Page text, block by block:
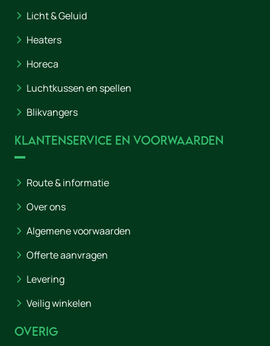
Licht & Geluid
Heaters
Horeca
Luchtkussen en spellen
Blikvangers
Klantenservice en voorwaarden
Route & informatie
Over ons
Algemene voorwaarden
Offerte aanvragen
Levering
Veilig winkelen
Overig